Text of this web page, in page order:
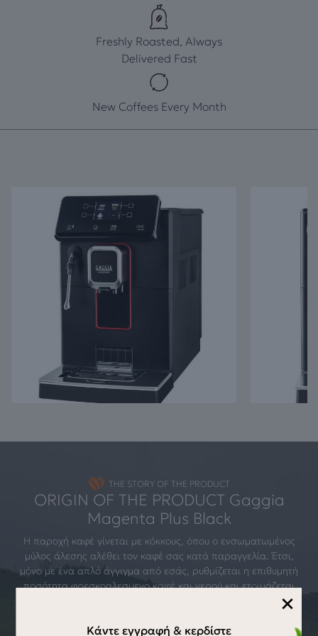
Freshly Roasted, Always
Delivered Fast
New Coffees Every Month
THE STORY OF THE PRODUCT
ORIGIN OF THE PRODUCT Gaggia
Magenta Plus Black
Η παροχή καφέ γίνεται με κόκκους, όπου ο ενσωματωμένος
μύλος άλεσης αλέθει τον καφέ σας κατά παραγγελία. Έτσι,
μόνο με ένα απλό άγγιγμα από εσάς, ρυθμίζεται η επιθυμητή
ποσότητα φρεσκοαλεσμενο καφέ και νερού και ετοιμάζεται
αυτόματα ο καφές. Προσφέρει δηλαδή ευκολία στη χρήση, και
φορά από τη μηχανή. Επίσης δε χρειάζεται κάθε φορά να
×
Κάντε εγγραφή & κερδίστε